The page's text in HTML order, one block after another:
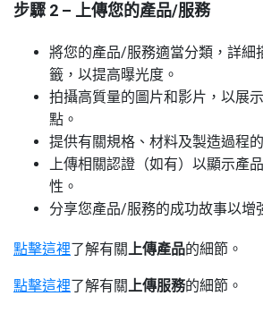
步驟 2 – 上傳您的產品/服務
將您的產品/服務適當分類，詳細
籤，以提高曝光度。
拍攝高質量的圖片和影片，以展
點。
提供有關規格、材料及製造過程
上傳相關認證（如有）以顯示產
性。
分享您產品/服務的成功故事以增
點擊這裡了解有關上傳產品的細節。
點擊這裡了解有關上傳服務的細節。